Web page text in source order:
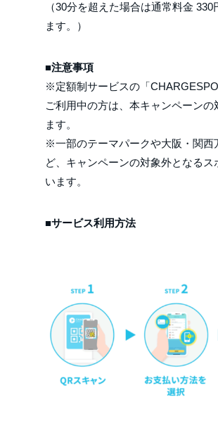
（30分を超えた場合は通常料金
ます。）
■注意事項
※定額制サービスの「
ご利用中の方は、本キャンペーンの
ます。
※一部のテーマパークや大阪・関西
ど、キャンペーンの対象外となるス
います。
■サービス利用方法